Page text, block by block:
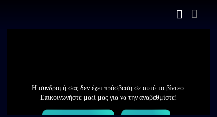
Η συνδρομή σας δεν έχει πρόσβαση σε αυτό το βίντεο.
Επικοινωνήστε μαζί μας για να την αναβαθμίστε!